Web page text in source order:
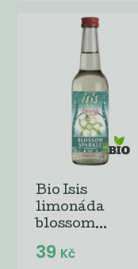
Bio Isis
limonáda
blossom...
39 Kč